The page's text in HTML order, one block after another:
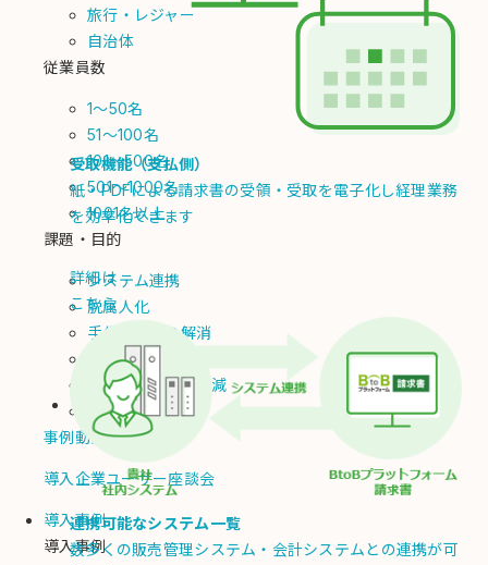
旅行・レジャー
自治体
従業員数
1～50名
51～100名
101～500名
501～1000名
1001名以上
課題・目的
システム連携
脱属人化
手作業ミスの解消
業務時間削減
コスト・人件費削減
法令対応
事例動画
導入企業ユーザー座談会
導入事例
導入事例
受取機能（支払側）
紙・PDFによる請求書の受領・受取を電子化し経理業務
を効率化できます
詳細は
こちら
連携可能なシステム一覧
数多くの販売管理システム・会計システムとの連携が可